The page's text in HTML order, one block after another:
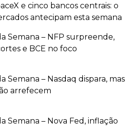
e cinco bancos centrais: o
antecipam esta semana
Semana – NFP surpreende,
e BCE no foco
Semana – Nasdaq dispara, mas
arrefecem
Semana – Nova Fed, inflação